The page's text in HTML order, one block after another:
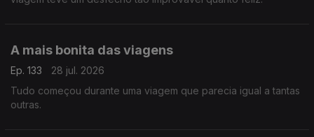
A mais bonita das viagens
Ep. 133
28 jul. 2026
Tudo começou durante uma viagem que parecia igual a tantas
outras.